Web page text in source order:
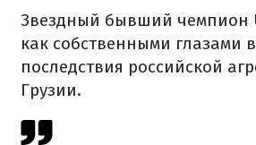
Звездный бывший чемпион
как собственными глазами
последствия российской
Грузии.